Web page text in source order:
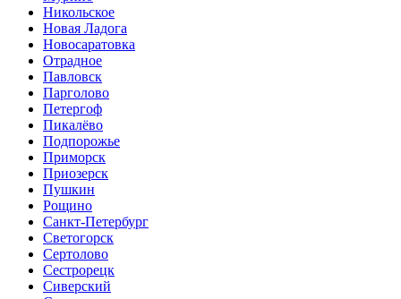
Никольское
Новая Ладога
Новосаратовка
Отрадное
Павловск
Парголово
Петергоф
Пикалёво
Подпорожье
Приморск
Приозерск
Пушкин
Рощино
Санкт-Петербург
Светогорск
Сертолово
Сестрорецк
Сиверский